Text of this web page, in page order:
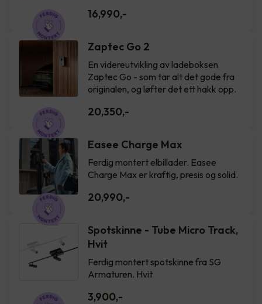
16,990,-
Zaptec Go 2
En videreutvikling av ladeboksen
Zaptec Go - som tar alt det gode fra
originalen, og løfter det ett hakk opp.
20,350,-
Easee Charge Max
Ferdig montert elbillader. Easee
Charge Max er kraftig, presis og solid.
20,990,-
Spotskinne - Tube Micro Track,
Hvit
Ferdig montert spotskinne fra SG
Armaturen. Hvit
3,900,-